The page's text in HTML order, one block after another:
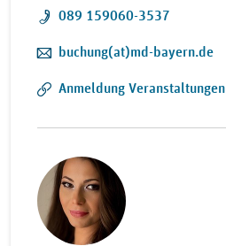
Telefon:
089 159060-3537
E-Mail:
buchung(at)md-bayern.de
Anmeldung Veranstaltungen